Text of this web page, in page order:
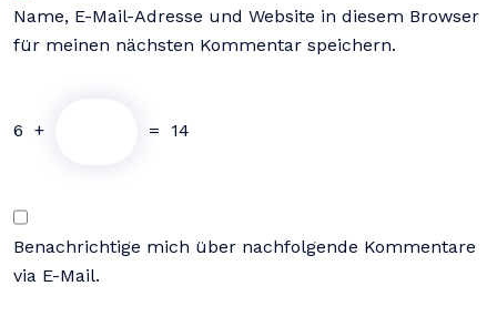
Name, E-Mail-Adresse und Website in diesem Browser
für meinen nächsten Kommentar speichern.
6 + = 14
Benachrichtige mich über nachfolgende Kommentare
via E-Mail.